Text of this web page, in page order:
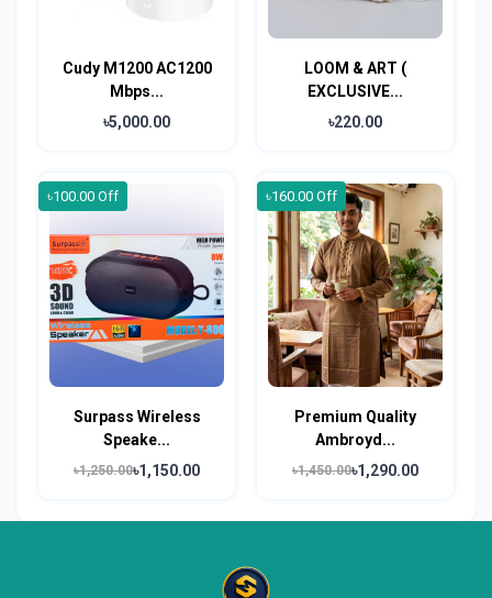
Cudy M1200 AC1200
Mbps...
৳5,000.00
LOOM & ART (
EXCLUSIVE...
৳220.00
৳100.00 Off
Surpass Wireless
Speake...
৳1,250.00৳1,150.00
৳160.00 Off
Premium Quality
Ambroyd...
৳1,450.00৳1,290.00